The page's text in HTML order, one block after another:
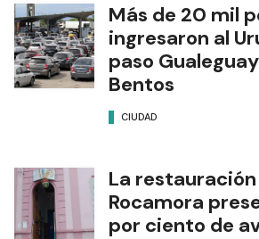
Más de 20 mil
ingresaron al
paso
Bentos
CIUDAD
La
Rocamora
por ciento de